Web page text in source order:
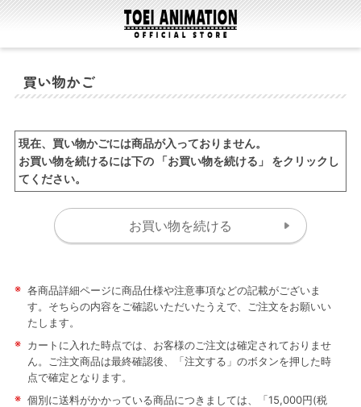
買い物かご
現在、買い物かごには商品が入っておりません。
お買い物を続けるには下の 「お買い物を続ける」 をクリックし
てください。
※ 各商品詳細ページに商品仕様や注意事項などの記載がございま
す。そちらの内容をご確認いただいたうえで、ご注文をお願いい
たします。
※ カートに入れた時点では、お客様のご注文は確定されておりませ
ん。ご注文商品は最終確認後、「注文する」のボタンを押した時
点で確定となります。
※ 個別に送料がかかっている商品につきましては、「15,000円(税